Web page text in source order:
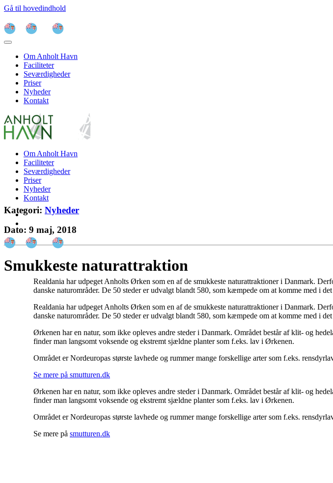
Gå til hovedindhold
Om Anholt Havn
Faciliteter
Seværdigheder
Priser
Nyheder
Kontakt
Om Anholt Havn
Faciliteter
Seværdigheder
Priser
Nyheder
Kontakt
Kategori: Nyheder
Dato: 9 maj, 2018
Smukkeste naturattraktion
Realdania har udpeget Anholts Ørken som en af de smukkeste naturattraktioner i Danmark.
danske naturområder. De 50 steder er udvalgt blandt 580, som kæmpede om at komme med i
Realdania har udpeget Anholts Ørken som en af de smukkeste naturattraktioner i Danmark.
danske naturområder. De 50 steder er udvalgt blandt 580, som kæmpede om at komme med i
Ørkenen har en natur, som ikke opleves andre steder i Danmark. Området består af klit- og
finder man langsomt voksende og ekstremt sjældne planter som f.eks. lav i Ørkenen.
Området er Nordeuropas største lavhede og rummer mange forskellige arter som f.eks.
Se mere på smutturen.dk
Ørkenen har en natur, som ikke opleves andre steder i Danmark. Området består af klit- og
finder man langsomt voksende og ekstremt sjældne planter som f.eks. lav i Ørkenen.
Området er Nordeuropas største lavhede og rummer mange forskellige arter som f.eks.
Se mere på smutturen.dk